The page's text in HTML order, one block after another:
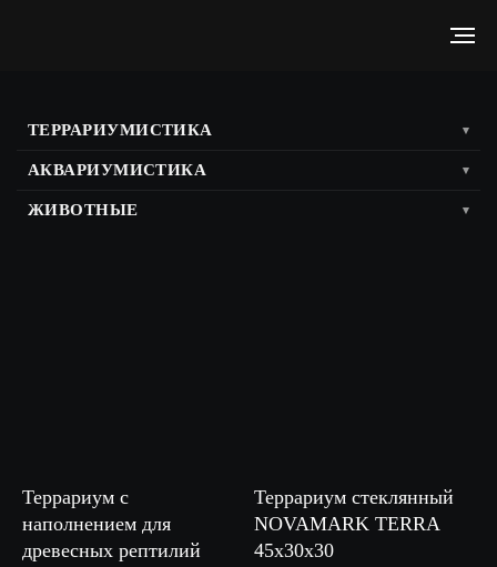
ТЕРРАРИУМИСТИКА ▾
АКВАРИУМИСТИКА ▾
ЖИВОТНЫЕ ▾
Террариум с
наполнением для
древесных рептилий
Террариум стеклянный
NOVAMARK TERRA
45х30х30